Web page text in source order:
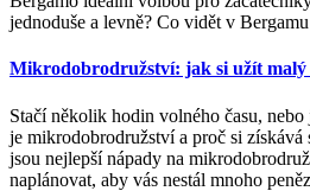
jednoduše a levně? Co vidět v
Mikrodobrodružství: jak si užít malý
Stačí několik hodin volného času,
je mikrodobrodružství a proč si získává
jsou nejlepší nápady na
naplánovat, aby vás nestál mnoho peněz